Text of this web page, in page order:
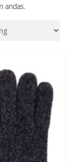
andas.